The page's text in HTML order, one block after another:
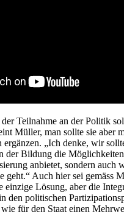
Teilnahme an der Politik
Müller, man sollte sie aber
„Ich denke, wir
der Bildung die
anbietet, sondern auch
geht.“ Auch hier sei gemäss
einzige Lösung, aber die
den politischen
für den Staat einen